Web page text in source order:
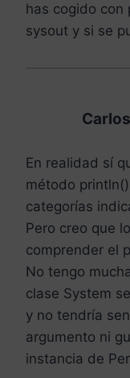
has cogido con
sysout y si se
Carlos
En realidad sí
método
categorías
Pero creo que
comprender el
No tengo
clase System
y no tendría
argumento ni
instancia de